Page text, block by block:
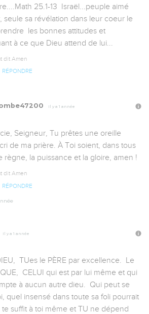
25.1-13  Israël...peuple aimé
seule sa révélation dans leur coeur le
les bonnes attitudes et
à ce que Dieu attend de lui...
dit Amen
RÉPONDRE
Il y a 1 année
Seigneur, Tu prêtes une oreille
de ma prière. À Toi soient, dans tous
règne, la puissance et la gloire, amen !
dit Amen
RÉPONDRE
Il y a 1 année
TUes le PÈRE par excellence.  Le
CELUI qui est par lui même et qui
à aucun autre dieu.  Qui peut se
quel insensé dans toute sa foli pourrait
te suffit à toi même et TU ne dépend